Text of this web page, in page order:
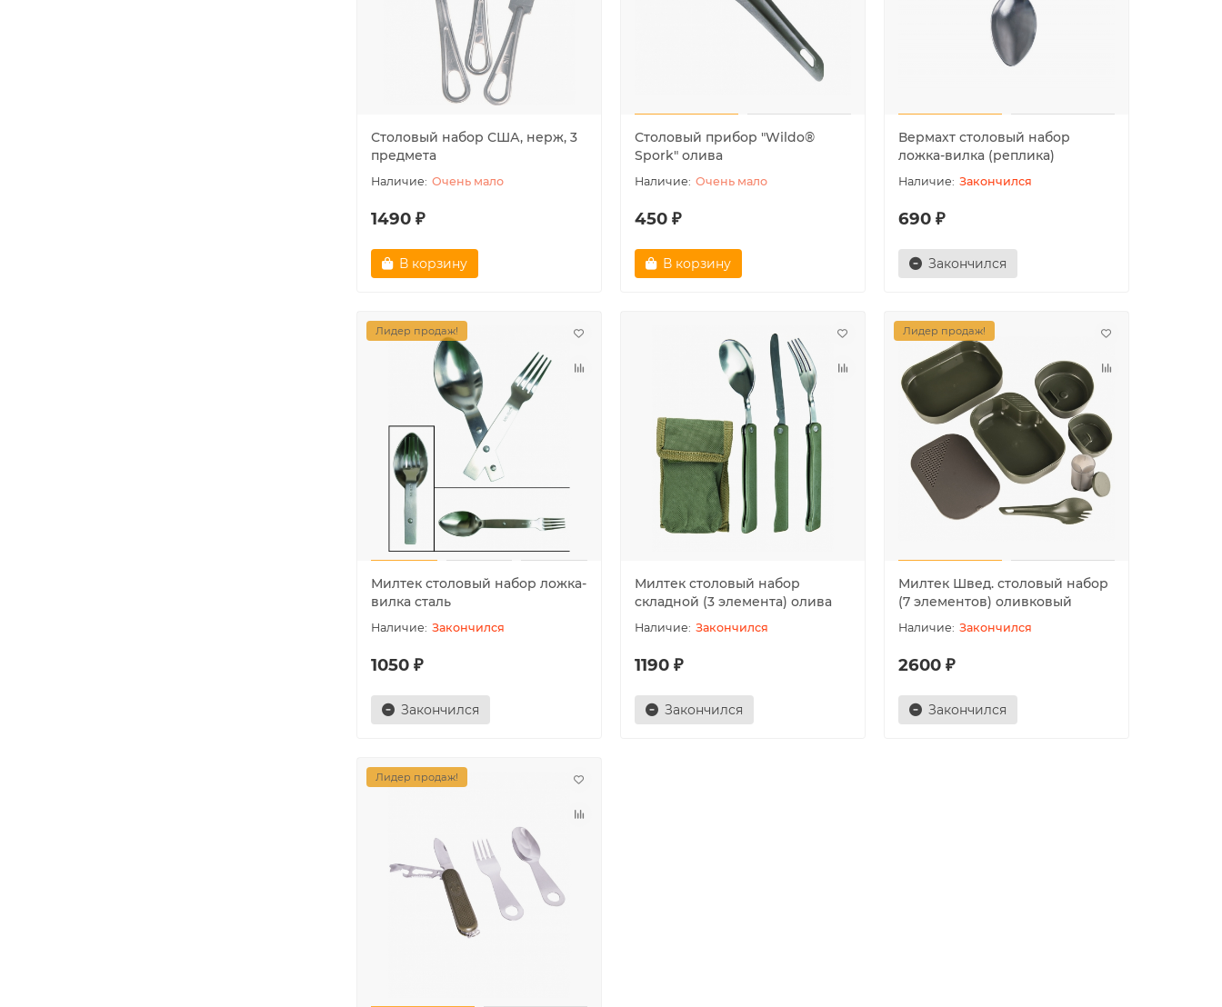
Столовый набор США, нерж, 3
предмета
Очень мало
1490 ₽
В корзину
Столовый прибор "Wildo®
Spork" олива
Очень мало
450 ₽
В корзину
Вермахт столовый набор
ложка-вилка (реплика)
Закончился
690 ₽
Закончился
Лидер продаж!
Милтек столовый набор ложка-
вилка сталь
Закончился
1050 ₽
Закончился
Милтек столовый набор
складной (3 элемента) олива
Закончился
1190 ₽
Закончился
Лидер продаж!
Милтек Швед. столовый набор
(7 элементов) оливковый
Закончился
2600 ₽
Закончился
Лидер продаж!